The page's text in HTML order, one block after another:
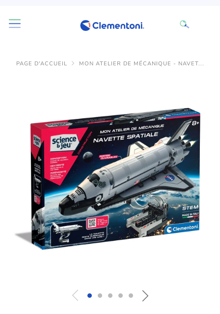
PAGE D'ACCUEIL MON ATELIER DE MÉCANIQUE - NAVET...